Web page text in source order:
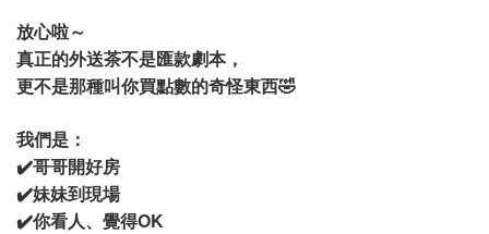
放心啦～
真正的外送茶不是匯款劇本，
更不是那種叫你買點數的奇怪東西🤣
我們是：
✔️哥哥開好房
✔️妹妹到現場
✔️你看人、覺得OK